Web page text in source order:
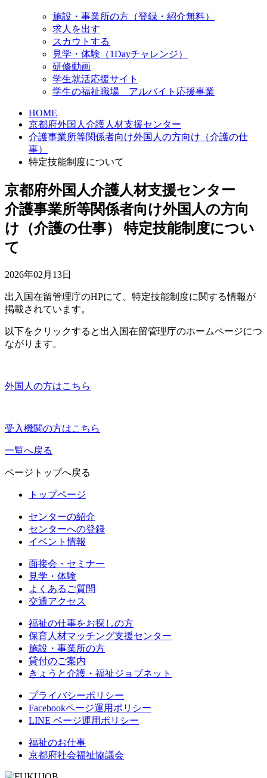
施設・事業所の方（登録・紹介無料）
求人を出す
スカウトする
見学・体験（1Dayチャレンジ）
研修動画
学生就活応援サイト
学生の福祉職場 アルバイト応援事業
HOME
京都府外国人介護人材支援センター
介護事業所等関係者向け外国人の方向け（介護の仕
事）
特定技能制度について
京都府外国人介護人材支援センター
介護事業所等関係者向け外国人の方向
け（介護の仕事） 特定技能制度につい
て
2026年02月13日
出入国在留管理庁のHPにて、特定技能制度に関する情報が
掲載されています。
以下をクリックすると出入国在留管理庁のホームページにつ
ながります。
外国人の方はこちら
受入機関の方はこちら
一覧へ戻る
ページトップへ戻る
トップページ
センターの紹介
センターへの登録
イベント情報
面接会・セミナー
見学・体験
よくあるご質問
交通アクセス
福祉の仕事をお探しの方
保育人材マッチング支援センター
施設・事業所の方
貸付のご案内
きょうと介護・福祉ジョブネット
プライバシーポリシー
Facebookページ運用ポリシー
LINE ページ運用ポリシー
福祉のお仕事
京都府社会福祉協議会